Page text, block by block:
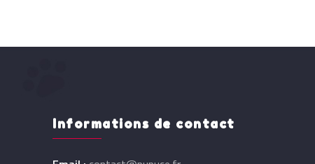
Informations de contact